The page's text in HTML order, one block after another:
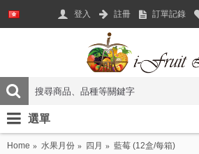
登入 註冊 訂單記錄
選單
Home 水果月份 四月 藍莓 (12盒/每箱)